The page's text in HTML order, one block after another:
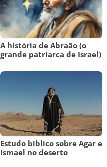
A história de Abraão (o
grande patriarca de Israel)
Estudo bíblico sobre Agar e
Ismael no deserto